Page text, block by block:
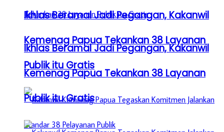
Ikhlas Beramal Jadi Pegangan, Kakanwil
Kemenag Papua Tekankan 38 Layanan
Publik itu Gratis
Ikhlas Beramal Jadi Pegangan, Kakanwil
Kemenag Papua Tekankan 38 Layanan
Publik itu Gratis